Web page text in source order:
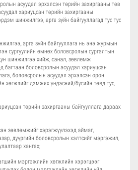
асуудал эрхэлсэн төрийн захиргааны төв
хариуцсан төрийн захиргааны
шинжилгээ, арга зүйн байгууллагад тус тус
арга зүйн байгууллага нь энэ журмын
сургуулийн өмнөх боловсролын сургалтын
шинжилгээ хийж, санал, зөвлөмж
багтаан боловсролын асуудал хариуцсан
боловсролын асуудал эрхэлсэн орон
хөгжлийг дэмжих үндэсний/бүсийн төвд тус,
төрийн захиргааны байгууллага дараах
зөвлөмжийг хэрэгжүүлэхэд аймаг,
дүүргийн боловсролын хэлтсийг мэргэжил,
хангах;
мэргэжлийн хөгжлийн хэрэгцээг